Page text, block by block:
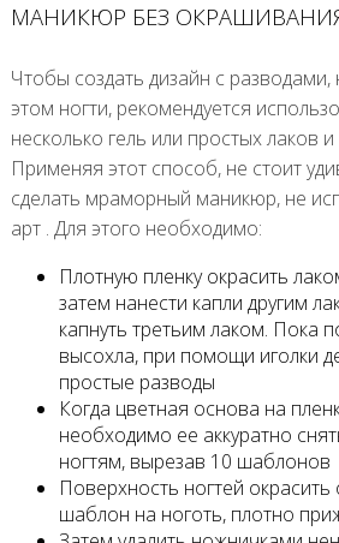
МАНИКЮР БЕЗ
Чтобы создать дизайн с
этом ногти, рекомендуется
несколько гель или простых лаков
Применяя этот способ, не стоит
сделать мраморный маникюр, не
арт . Для этого необходимо:
Плотную пленку окрасить
затем нанести капли другим
капнуть третьим лаком. Пока
высохла, при помощи иголки
простые разводы
Когда цветная основа на
необходимо ее аккуратно
ногтям, вырезав 10 шаблонов
Поверхность ногтей
шаблон на ноготь, плотно